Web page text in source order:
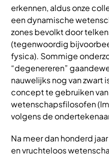
erkennen, aldus onze
een dynamische
zones bevolkt door
(tegenwoordig
fysica). Sommige
“degenereren”
nauwelijks nog van zwart
concept te gebruiken van
wetenschapsfilosofen
volgens de
Na meer dan honderd
en vruchteloos